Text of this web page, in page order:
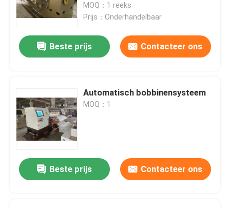
MOQ：1 reeks
Prijs：Onderhandelbaar
Beste prijs Contacteer ons
Automatisch bobbinensysteem
MOQ：1
Beste prijs Contacteer ons